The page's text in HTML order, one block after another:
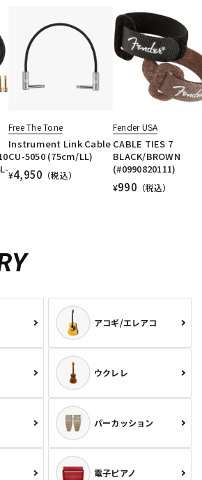
Free The Tone
Instrument Link Cable
CU-5050 (75cm/LL)
¥4,950 （税込）
Fender USA
CABLE TIES 7
BLACK/BROWN
(#0990820111)
¥990 （税込）
アコギ/エレアコ
ウクレレ
パーカッション
電子ピアノ